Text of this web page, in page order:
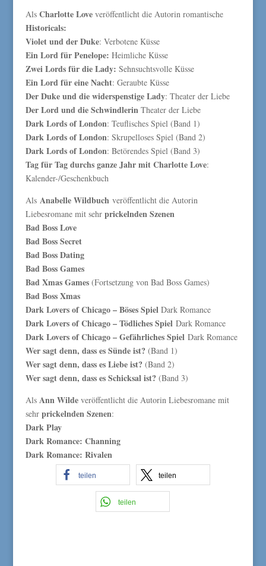
AlsCharlotte Love veröffentlicht die Autorin romantische
Historicals:
Violet und der Duke: Verbotene Küsse
Ein Lord für Penelope: Heimliche Küsse
Zwei Lords für die Lady: Sehnsuchtsvolle Küsse
Ein Lord für eine Nacht: Geraubte Küsse
Der Duke und die widerspenstige Lady: Theater der Liebe
Der Lord und die SchwindlerinTheater der Liebe
Dark Lords of London: Teuflisches Spiel (Band 1)
Dark Lords of London: Skrupelloses Spiel (Band 2)
Dark Lords of London: Betörendes Spiel (Band 3)
Tag für Tag durchs ganze Jahr mit Charlotte Love:
Kalender-/Geschenkbuch
Als Anabelle Wildbuchveröffentlicht die Autorin
Liebesromane mit sehr prickelnden Szenen
Bad Boss Love
Bad Boss Secret
Bad Boss Dating
Bad Boss Games
Bad Xmas Games (Fortsetzung von Bad Boss Games)
Bad Boss Xmas
Dark Lovers of Chicago – Böses SpielDark Romance
Dark Lovers of Chicago – Tödliches SpielDark Romance
Dark Lovers of Chicago – Gefährliches SpielDark Romance
Wer sagt denn, dass es Sünde ist? (Band 1)
Wer sagt denn, dass es Liebe ist? (Band 2)
Wer sagt denn, dass es Schicksal ist? (Band 3)
Als Ann Wilde veröffentlicht die Autorin Liebesromane mit
sehr prickelnden Szenen:
Dark Play
Dark Romance: Channing
Dark Romance: Rivalen
teilen teilen
teilen